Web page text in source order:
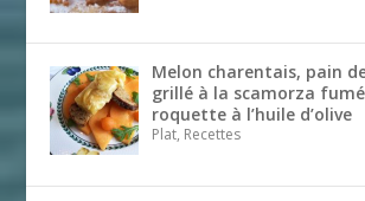
Melon charentais, pain
grillé à la scamorza
roquette à l’huile d’olive
Plat, Recettes